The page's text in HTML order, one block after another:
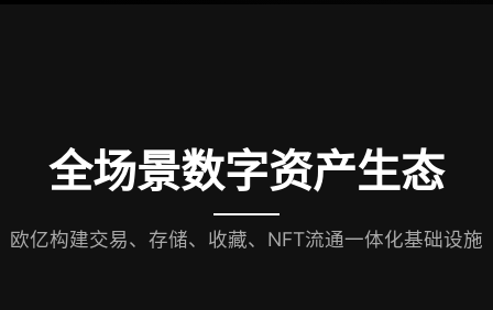
全场景数字资产生态
欧亿构建交易、存储、收藏、NFT流通一体化基础设施